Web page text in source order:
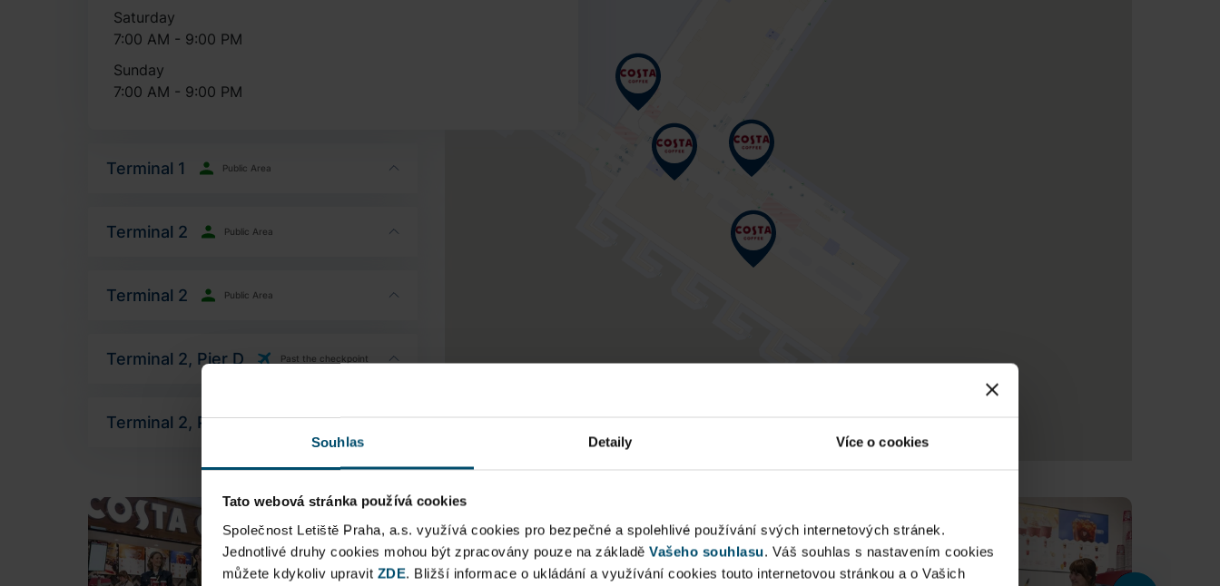
Souhlas Detaily Více o cookies
Tato webová stránka používá cookies
Společnost Letiště Praha, a.s. využívá cookies pro bezpečné a spolehlivé používání svých internetových stránek.
Jednotlivé druhy cookies mohou být zpracovány pouze na základě Vašeho souhlasu. Váš souhlas s nastavením cookies
můžete kdykoliv upravit ZDE. Bližší informace o ukládání a využívání cookies touto internetovou stránkou a o Vašich
Saturday
7:00 AM - 9:00 PM
Sunday
7:00 AM - 9:00 PM
Terminal 1 Public Area
Terminal 2 Public Area
Terminal 2 Public Area
Terminal 2, Pier D Past the checkpoint
Terminal 2, Pier D Past the checkpoint